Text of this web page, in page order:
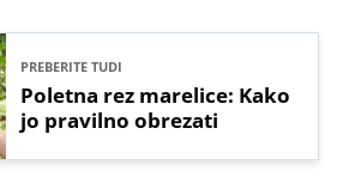
PREBERITE TUDI
Poletna rez marelice: Kako
jo pravilno obrezati